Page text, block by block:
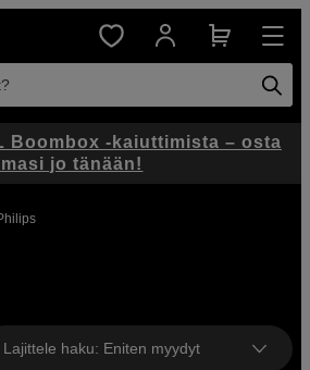
Lajittele haku: Eniten myydyt
Boombox -kaiuttimista – osta
jo tänään!